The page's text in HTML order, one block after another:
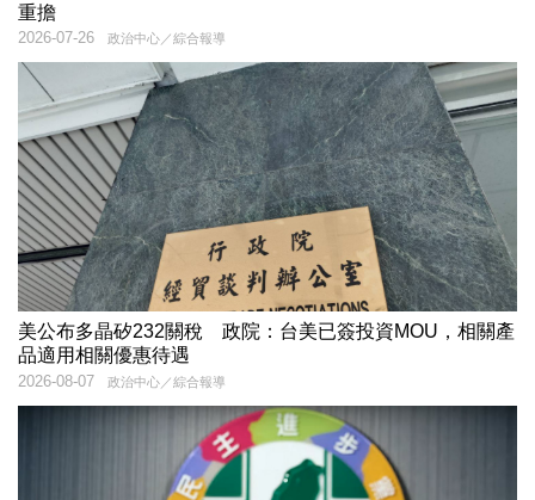
重擔
政治中心／綜合報導
2026-07-26
美公布多晶矽232關稅 政院：台美已簽投資MOU，相關產
品適用相關優惠待遇
政治中心／綜合報導
2026-08-07